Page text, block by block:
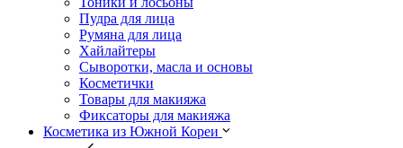
Пудра для лица
Румяна для лица
Хайлайтеры
Сыворотки, масла и основы
Косметички
Товары для макияжа
Фиксаторы для макияжа
Косметика из Южной Кореи